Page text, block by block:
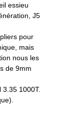
essieu
J5
pour
mais
nous les
de 9mm
1000T.